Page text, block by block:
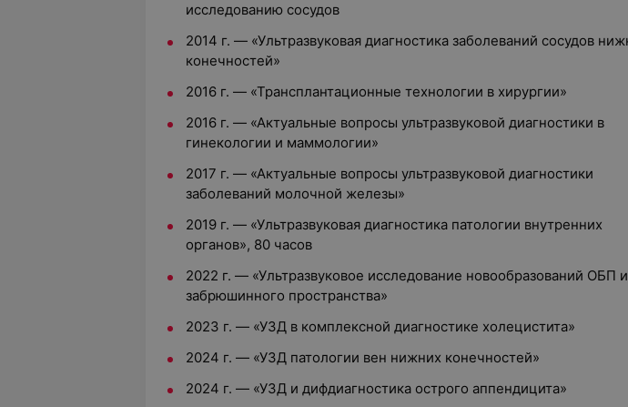
исследованию сосудов
2014 г. — «Ультразвуковая диагностика заболеваний сосудов
конечностей»
2016 г. — «Трансплантационные технологии в хирургии»
2016 г. — «Актуальные вопросы ультразвуковой диагностики в
гинекологии и маммологии»
2017 г. — «Актуальные вопросы ультразвуковой диагностики
заболеваний молочной железы»
2019 г. — «Ультразвуковая диагностика патологии внутренних
органов», 80 часов
2022 г. — «Ультразвуковое исследование новообразований ОБП и
забрюшинного пространства»
2023 г. — «УЗД в комплексной диагностике холецистита»
2024 г. — «УЗД патологии вен нижних конечностей»
2024 г. — «УЗД и дифдиагностика острого аппендицита»